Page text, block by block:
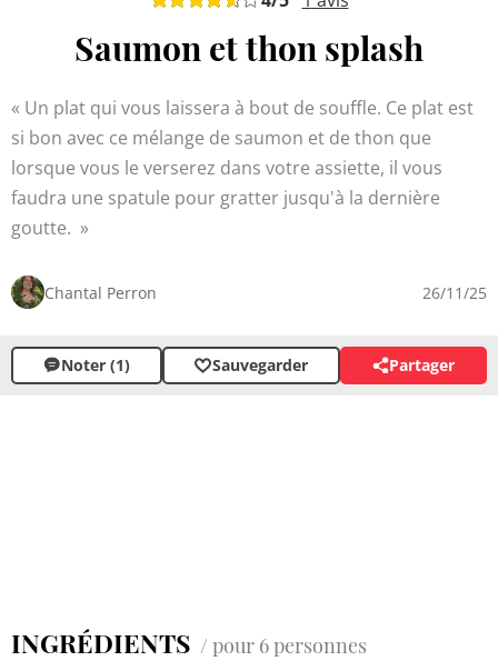
Saumon et thon splash
Un plat qui vous laissera à bout de souffle. Ce plat est
si bon avec ce mélange de saumon et de thon que
lorsque vous le verserez dans votre assiette, il vous
faudra une spatule pour gratter jusqu'à la dernière
goutte.
Chantal Perron 26/11/25
Noter (1) Sauvegarder Partager
INGRÉDIENTS / pour 6 personnes